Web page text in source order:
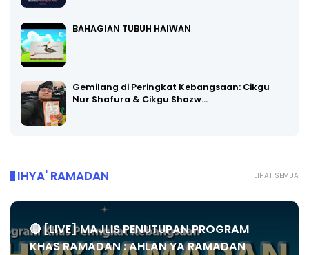
BAHAGIAN TUBUH HAIWAN
Gemilang di Peringkat Kebangsaan: Cikgu
Nur Shafura & Cikgu Shazw…
LIHAT SEMUA
IHYA' RAMADAN
🔴 [LIVE] MAJLIS PENUTUPAN PROGRAM
KHAS RAMADAN : AHLAN YA RAMADAN